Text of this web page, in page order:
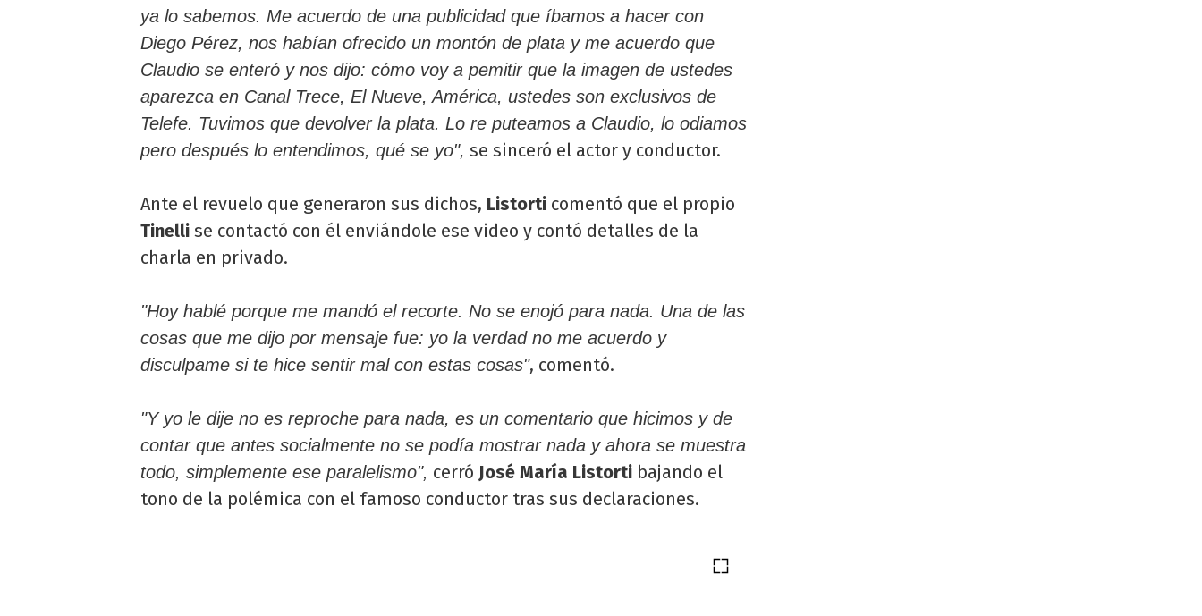
ya lo sabemos. Me acuerdo de una publicidad que íbamos a hacer con
Diego Pérez, nos habían ofrecido un montón de plata y me acuerdo que
Claudio se enteró y nos dijo: cómo voy a pemitir que la imagen de ustedes
aparezca en Canal Trece, El Nueve, América, ustedes son exclusivos de
Telefe. Tuvimos que devolver la plata. Lo re puteamos a Claudio, lo odiamos
pero después lo entendimos, qué se yo", se sinceró el actor y conductor.
Ante el revuelo que generaron sus dichos, Listorti comentó que el propio
Tinelli se contactó con él enviándole ese video y contó detalles de la
charla en privado.
"Hoy hablé porque me mandó el recorte. No se enojó para nada. Una de las
cosas que me dijo por mensaje fue: yo la verdad no me acuerdo y
disculpame si te hice sentir mal con estas cosas", comentó.
"Y yo le dije no es reproche para nada, es un comentario que hicimos y de
contar que antes socialmente no se podía mostrar nada y ahora se muestra
todo, simplemente ese paralelismo", cerró José María Listorti bajando el
tono de la polémica con el famoso conductor tras sus declaraciones.